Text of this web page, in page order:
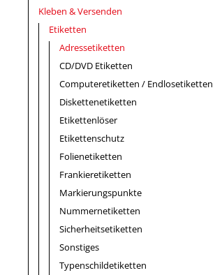
Kleben & Versenden
Etiketten
Adressetiketten
CD/DVD Etiketten
Computeretiketten / Endlosetiketten
Diskettenetiketten
Etikettenlöser
Etikettenschutz
Folienetiketten
Frankieretiketten
Markierungspunkte
Nummernetiketten
Sicherheitsetiketten
Sonstiges
Typenschildetiketten